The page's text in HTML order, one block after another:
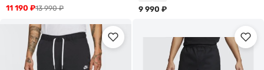
13 990₽
11 190 ₽ 9 990 ₽